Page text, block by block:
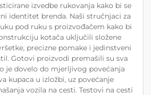
izvedbe rukovanja kako bi se
identitet brenda. Naši stručnjaci za
pod ruku s proizvođačem kako bi
kotača uključili složene
precizne pomake i jedinstveni
Gotovi proizvodi premašili su sva
je dovelo do mjerljivog povećanja
kupaca u izložbi, uz povećanje
vozila na cesti. Testovi na cesti